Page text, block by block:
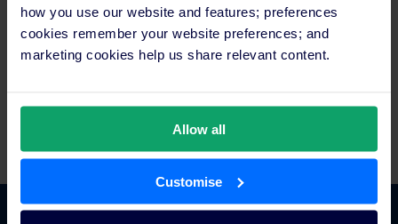
how you use our website and features; preferences
cookies remember your website preferences; and
marketing cookies help us share relevant content.
Allow all
Customise
siteminder@markengold.de
Pressekontakt Ryanair
+353-1-9451949